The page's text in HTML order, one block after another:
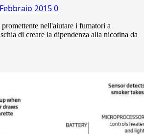
20150
nell'aiutare i fumatori a
di creare la dipendenza alla nicotina da